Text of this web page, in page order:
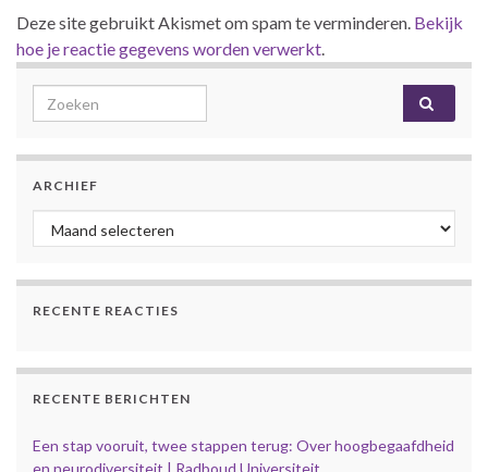
Deze site gebruikt Akismet om spam te verminderen. Bekijk
hoe je reactie gegevens worden verwerkt.
Search for:
ARCHIEF
Archief
RECENTE REACTIES
RECENTE BERICHTEN
Een stap vooruit, twee stappen terug: Over hoogbegaafdheid